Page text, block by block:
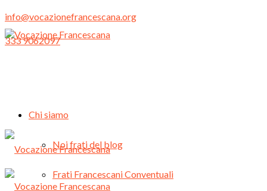
info@vocazionefrancescana.org
333 9062097
Chi siamo
Noi frati del blog
Frati Francescani Conventuali